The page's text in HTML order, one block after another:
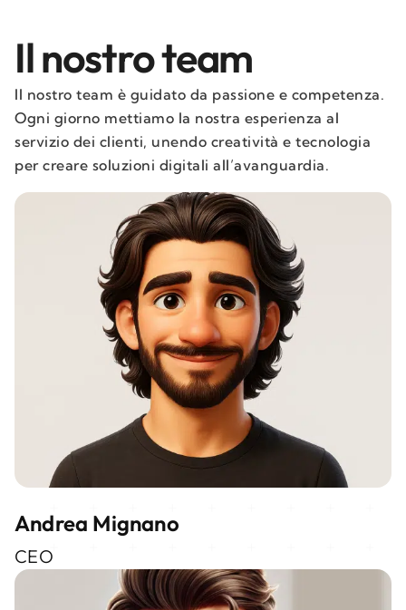
Il nostro team
Il nostro team è guidato da passione e competenza.
Ogni giorno mettiamo la nostra esperienza al
servizio dei clienti, unendo creatività e tecnologia
per creare soluzioni digitali all’avanguardia.
Andrea Mignano
CEO